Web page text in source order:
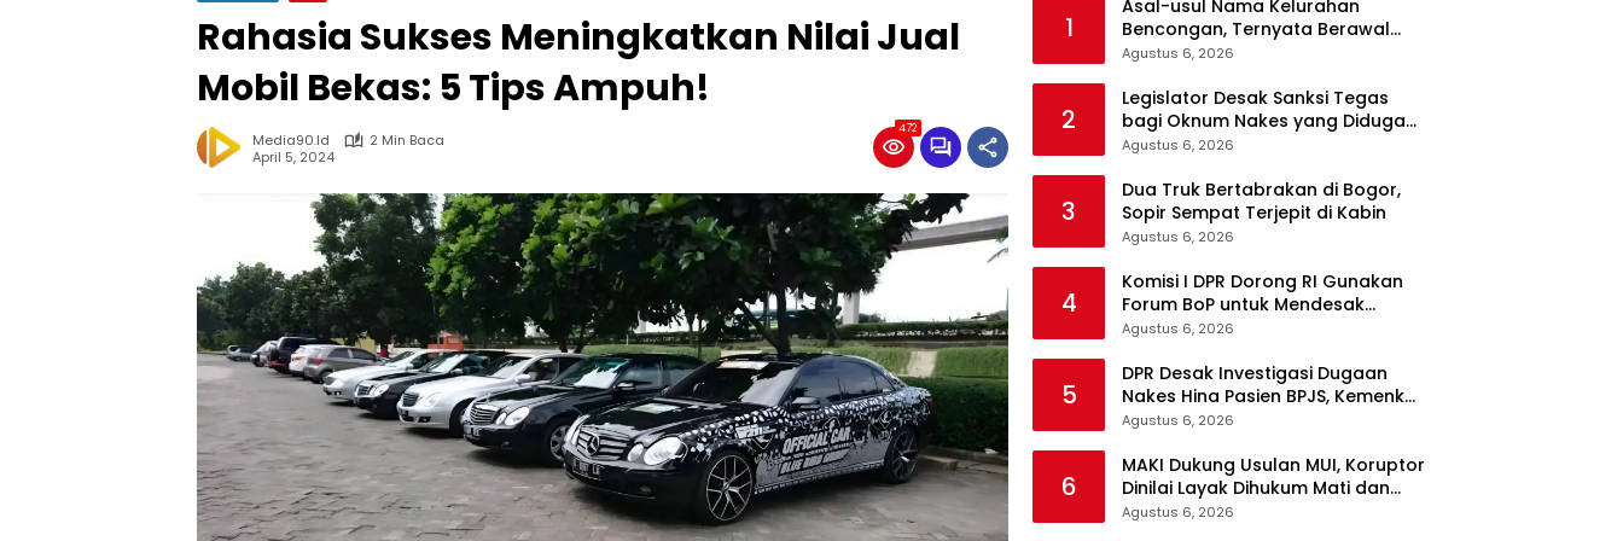
Rahasia Sukses Meningkatkan Nilai Jual
Mobil Bekas: 5 Tips Ampuh!
Media90.id
2 Min Baca
April 5, 2024
472
1
Asal-usul Nama Kelurahan
Bencongan, Ternyata Berawal
dari Kisah Tokoh Dermawan
Agustus 6, 2026
2
Legislator Desak Sanksi Tegas
bagi Oknum Nakes yang Diduga
Hina Pasien BPJS
Agustus 6, 2026
3
Dua Truk Bertabrakan di Bogor,
Sopir Sempat Terjepit di Kabin
Agustus 6, 2026
4
Komisi I DPR Dorong RI Gunakan
Forum BoP untuk Mendesak
Netanyahu Hentikan Serangan ke
Agustus 6, 2026
5
DPR Desak Investigasi Dugaan
Nakes Hina Pasien BPJS, Kemenkes
Diminta Bertindak Tegas
Agustus 6, 2026
6
MAKI Dukung Usulan MUI, Koruptor
Dinilai Layak Dihukum Mati dan
Seluruh Asetnya Dirampas
Agustus 6, 2026